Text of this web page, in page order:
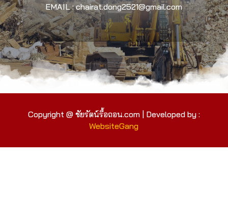
EMAIL : chairat.dong2521@gmail.com
Copyright @ ชัยรัตน์รื้อถอน.com | Developed by :
WebsiteGang